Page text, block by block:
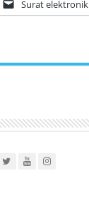
Surat elektronik